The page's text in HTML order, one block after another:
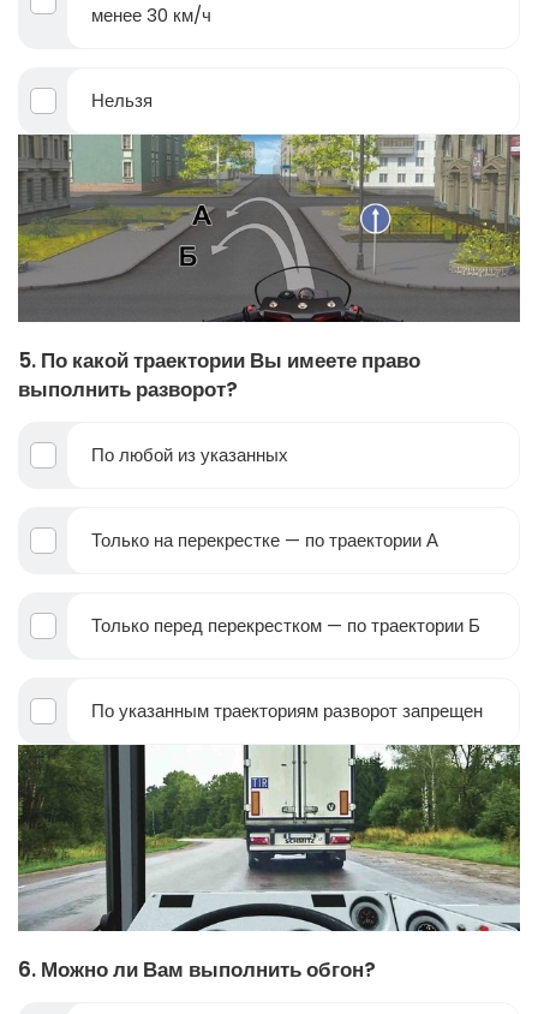
менее 30 км/ч
Нельзя
5. По какой траектории Вы имеете право
выполнить разворот?
По любой из указанных
Только на перекрестке — по траектории А
Только перед перекрестком — по траектории Б
По указанным траекториям разворот запрещен
6. Можно ли Вам выполнить обгон?